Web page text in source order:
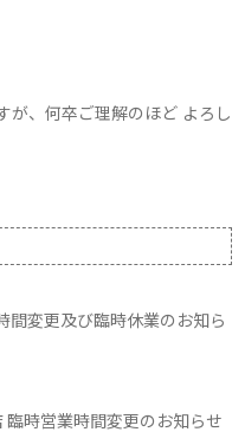
が、何卒ご理解のほど よろし
間変更及び臨時休業のお知ら
臨時営業時間変更のお知らせ